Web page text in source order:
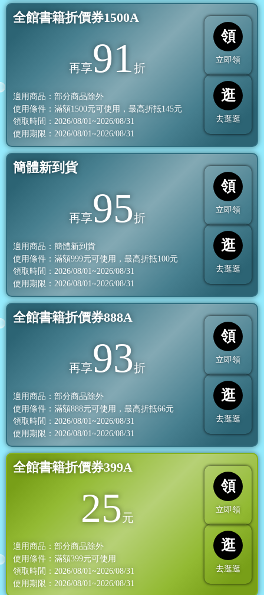
全館書籍折價券1500A
再享91折
適用商品：部分商品除外
使用條件：滿額1500元可使用，最高折抵145元
領取時間：2026/08/01~2026/08/31
使用期限：2026/08/01~2026/08/31
領
立即領
逛
去逛逛
簡體新到貨
再享95折
適用商品：簡體新到貨
使用條件：滿額999元可使用，最高折抵100元
領取時間：2026/08/01~2026/08/31
使用期限：2026/08/01~2026/08/31
領
立即領
逛
去逛逛
全館書籍折價券888A
再享93折
適用商品：部分商品除外
使用條件：滿額888元可使用，最高折抵66元
領取時間：2026/08/01~2026/08/31
使用期限：2026/08/01~2026/08/31
領
立即領
逛
去逛逛
全館書籍折價券399A
25元
適用商品：部分商品除外
使用條件：滿額399元可使用
領取時間：2026/08/01~2026/08/31
使用期限：2026/08/01~2026/08/31
領
立即領
逛
去逛逛